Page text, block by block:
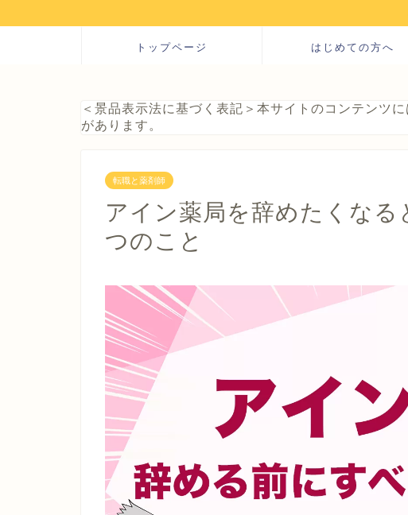
トップページ はじめての方へ
＜景品表示法に基づく表記＞本サイトのコンテンツ
があります。
転職と薬剤師
アイン薬局を辞めたくな
つのこと